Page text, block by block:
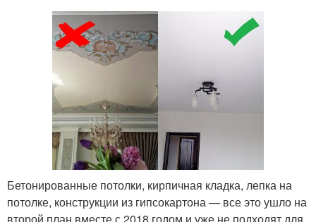
Бетонированные потолки, кирпичная кладка, лепка на
потолке, конструкции из гипсокартона — все это ушло на